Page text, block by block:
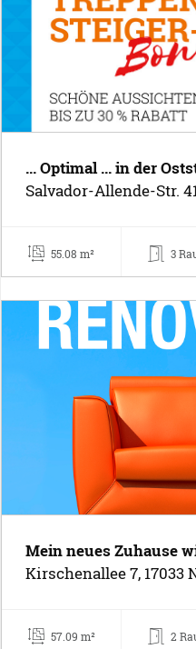
... Optimal ... in der
Salvador-Allende-Str.
55.08 m² 3
Mein neues Zuhause
Kirschenallee 7, 17033
57.09 m² 2